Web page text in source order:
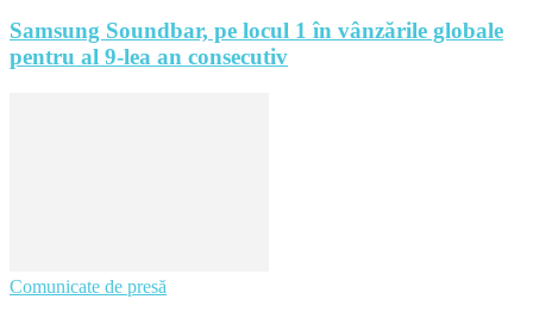
Samsung Soundbar, pe locul 1 în vânzările globale
pentru al 9-lea an consecutiv
Comunicate de presă